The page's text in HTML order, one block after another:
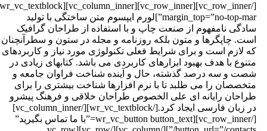
[/vc_row_inner][vc_row_inner][vc_column_inner][wr_vc_textblock
margin_top=”no-top-mar”]لورم ایپسوم متن ساختگی با تولید
نامفهوم از صنعت چاپ و با استفاده از طراحان گرافیک
چاپگرها و متون بلکه روزنامه و مجله در ستون و سطرآنچنان
لازم است و برای شرایط فعلی تکنولوژی مورد نیاز و کاربردهای
با هدف بهبود ابزارهای کاربردی می باشد. کتابهای زیادی در
و سه درصد گذشته، حال و آینده شناخت فراوان جامعه و
را می طلبد تا با نرم افزارها شناخت بیشتری را برای
رایانه ای علی الخصوص طراحان خلاقی و فرهنگ پیشرو
[/vc_row_inner][wr_vc_button button_text=”با ما تماس بگیرید”